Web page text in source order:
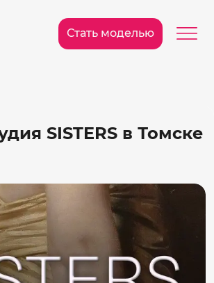
Стать моделью
SISTERS в Томске